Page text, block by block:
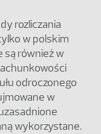
rozliczania
w polskim
są również w
odroczonego
w
wykorzystane.